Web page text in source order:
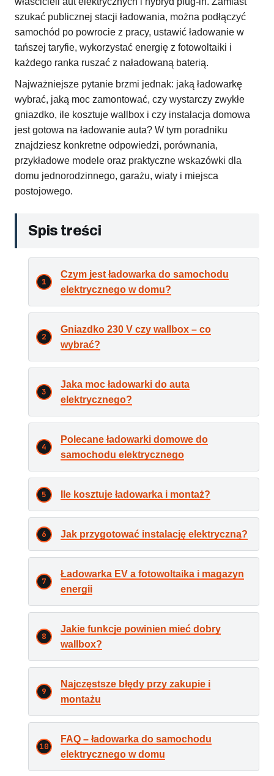
szukać publicznej stacji ładowania, można podłączyć
samochód po powrocie z pracy, ustawić ładowanie w
tańszej taryfie, wykorzystać energię z fotowoltaiki i
każdego ranka ruszać z naładowaną baterią.
Najważniejsze pytanie brzmi jednak: jaką ładowarkę
wybrać, jaką moc zamontować, czy wystarczy zwykłe
gniazdko, ile kosztuje wallbox i czy instalacja domowa
jest gotowa na ładowanie auta? W tym poradniku
znajdziesz konkretne odpowiedzi, porównania,
przykładowe modele oraz praktyczne wskazówki dla
domu jednorodzinnego, garażu, wiaty i miejsca
postojowego.
Spis treści
Czym jest ładowarka do samochodu
elektrycznego w domu?
Gniazdko 230 V czy wallbox – co
wybrać?
Jaka moc ładowarki do auta
elektrycznego?
Polecane ładowarki domowe do
samochodu elektrycznego
Ile kosztuje ładowarka i montaż?
Jak przygotować instalację elektryczną?
Ładowarka EV a fotowoltaika i magazyn
energii
Jakie funkcje powinien mieć dobry
wallbox?
Najczęstsze błędy przy zakupie i
montażu
FAQ – ładowarka do samochodu
elektrycznego w domu